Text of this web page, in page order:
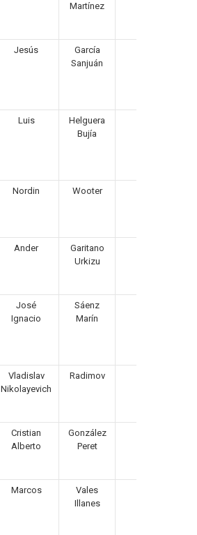
Martínez
Jesús
García
Sanjuán
Luis
Helguera
Bujía
Nordin Wooter
Ander
Garitano
Urkizu
José
Ignacio
Sáenz
Marín
Vladislav
Nikolayevich
Radimov
Cristian
Alberto
González
Peret
Marcos
Vales
Illanes